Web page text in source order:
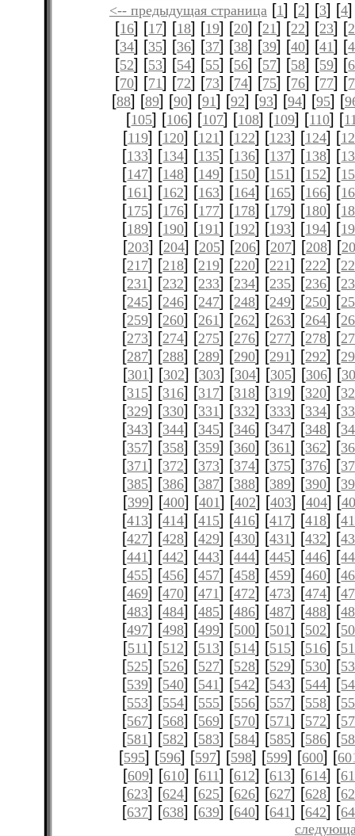
<-- предыдущая страница [1] [2] [3] [4
[16] [17] [18] [19] [20] [21] [22] [23] [
[34] [35] [36] [37] [38] [39] [40] [41] [
[52] [53] [54] [55] [56] [57] [58] [59] [
[70] [71] [72] [73] [74] [75] [76] [77] [
[88] [89] [90] [91] [92] [93] [94] [95] [
[105] [106] [107] [108] [109] [110] [
[119] [120] [121] [122] [123] [124] [
[133] [134] [135] [136] [137] [138] [
[147] [148] [149] [150] [151] [152] [
[161] [162] [163] [164] [165] [166] [
[175] [176] [177] [178] [179] [180] [
[189] [190] [191] [192] [193] [194] [
[203] [204] [205] [206] [207] [208] [
[217] [218] [219] [220] [221] [222] [
[231] [232] [233] [234] [235] [236] [
[245] [246] [247] [248] [249] [250] [
[259] [260] [261] [262] [263] [264] [
[273] [274] [275] [276] [277] [278] [
[287] [288] [289] [290] [291] [292] [
[301] [302] [303] [304] [305] [306] [
[315] [316] [317] [318] [319] [320] [
[329] [330] [331] [332] [333] [334] [
[343] [344] [345] [346] [347] [348] [
[357] [358] [359] [360] [361] [362] [
[371] [372] [373] [374] [375] [376] [
[385] [386] [387] [388] [389] [390] [
[399] [400] [401] [402] [403] [404] [
[413] [414] [415] [416] [417] [418] [
[427] [428] [429] [430] [431] [432] [
[441] [442] [443] [444] [445] [446] [
[455] [456] [457] [458] [459] [460] [
[469] [470] [471] [472] [473] [474] [
[483] [484] [485] [486] [487] [488] [
[497] [498] [499] [500] [501] [502] [
[511] [512] [513] [514] [515] [516] [
[525] [526] [527] [528] [529] [530] [
[539] [540] [541] [542] [543] [544] [
[553] [554] [555] [556] [557] [558] [
[567] [568] [569] [570] [571] [572] [
[581] [582] [583] [584] [585] [586] [
[595] [596] [597] [598] [599] [600] [
[609] [610] [611] [612] [613] [614] [
[623] [624] [625] [626] [627] [628] [
[637] [638] [639] [640] [641] [642] [